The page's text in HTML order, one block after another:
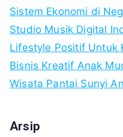
Sistem Ekonomi di
Studio Musik Digital
Lifestyle Positif Untuk
Bisnis Kreatif Anak
Wisata Pantai Sunyi
Arsip